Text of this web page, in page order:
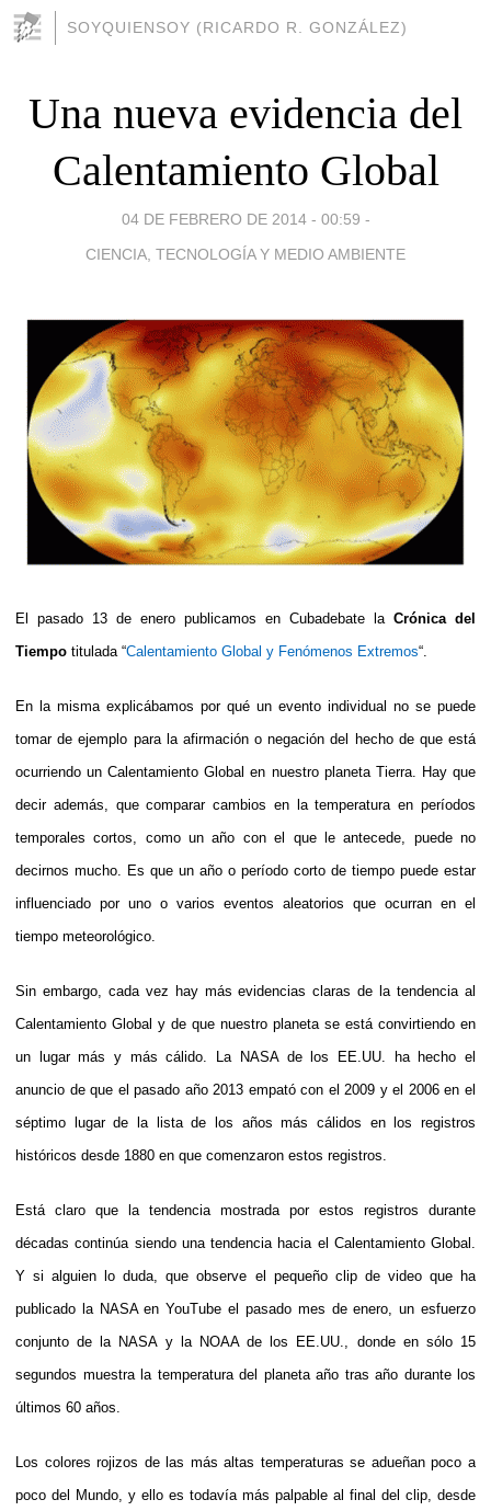
SOYQUIENSOY (RICARDO R. GONZÁLEZ)
Una nueva evidencia del
Calentamiento Global
04 DE FEBRERO DE 2014 - 00:59 -
CIENCIA, TECNOLOGÍA Y MEDIO AMBIENTE
El pasado 13 de enero publicamos en Cubadebate la Crónica del
Tiempo titulada “Calentamiento Global y Fenómenos Extremos“.
En la misma explicábamos por qué un evento individual no se puede
tomar de ejemplo para la afirmación o negación del hecho de que está
ocurriendo un Calentamiento Global en nuestro planeta Tierra. Hay que
decir además, que comparar cambios en la temperatura en períodos
temporales cortos, como un año con el que le antecede, puede no
decirnos mucho. Es que un año o período corto de tiempo puede estar
influenciado por uno o varios eventos aleatorios que ocurran en el
tiempo meteorológico.
Sin embargo, cada vez hay más evidencias claras de la tendencia al
Calentamiento Global y de que nuestro planeta se está convirtiendo en
un lugar más y más cálido. La NASA de los EE.UU. ha hecho el
anuncio de que el pasado año 2013 empató con el 2009 y el 2006 en el
séptimo lugar de la lista de los años más cálidos en los registros
históricos desde 1880 en que comenzaron estos registros.
Está claro que la tendencia mostrada por estos registros durante
décadas continúa siendo una tendencia hacia el Calentamiento Global.
Y si alguien lo duda, que observe el pequeño clip de video que ha
publicado la NASA en YouTube el pasado mes de enero, un esfuerzo
conjunto de la NASA y la NOAA de los EE.UU., donde en sólo 15
segundos muestra la temperatura del planeta año tras año durante los
últimos 60 años.
Los colores rojizos de las más altas temperaturas se adueñan poco a
poco del Mundo, y ello es todavía más palpable al final del clip, desde